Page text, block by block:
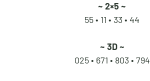
~ 2×5 ~
55 • 11 • 33 • 44
~ 3D ~
025 • 671 • 803 • 794